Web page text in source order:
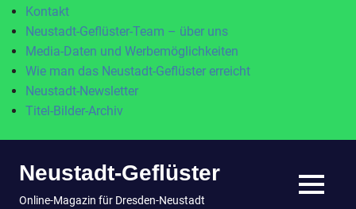
Kontakt
Neustadt-Geflüster-Team – über uns
Media-Daten und Werbemöglichkeiten
Wie man das Neustadt-Geflüster erreicht
Neustadt-Newsletter
Titel-Bilder-Archiv
InhaltNeustadt-Geflüster
Online-Magazin für Dresden-Neustadt MENÜ